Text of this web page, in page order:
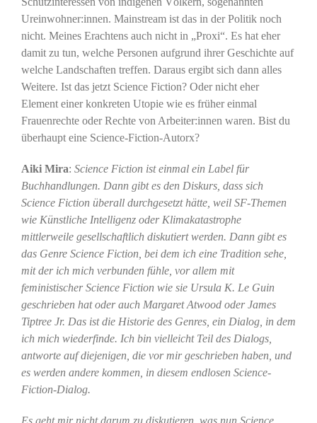
Ureinwohner:innen. Mainstream ist das in der Politik noch
nicht. Meines Erachtens auch nicht in „Proxi“. Es hat eher
damit zu tun, welche Personen aufgrund ihrer Geschichte auf
welche Landschaften treffen. Daraus ergibt sich dann alles
Weitere. Ist das jetzt Science Fiction? Oder nicht eher
Element einer konkreten Utopie wie es früher einmal
Frauenrechte oder Rechte von Arbeiter:innen waren. Bist du
überhaupt eine Science-Fiction-Autorx?
Aiki Mira: Science Fiction ist einmal ein Label für
Buchhandlungen. Dann gibt es den Diskurs, dass sich
Science Fiction überall durchgesetzt hätte, weil SF-Themen
wie Künstliche Intelligenz oder Klimakatastrophe
mittlerweile gesellschaftlich diskutiert werden. Dann gibt es
das Genre Science Fiction, bei dem ich eine Tradition sehe,
mit der ich mich verbunden fühle, vor allem mit
feministischer Science Fiction wie sie Ursula K. Le Guin
geschrieben hat oder auch Margaret Atwood oder James
Tiptree Jr. Das ist die Historie des Genres, ein Dialog, in dem
ich mich wiederfinde. Ich bin vielleicht Teil des Dialogs,
antworte auf diejenigen, die vor mir geschrieben haben, und
es werden andere kommen, in diesem endlosen Science-
Fiction-Dialog.